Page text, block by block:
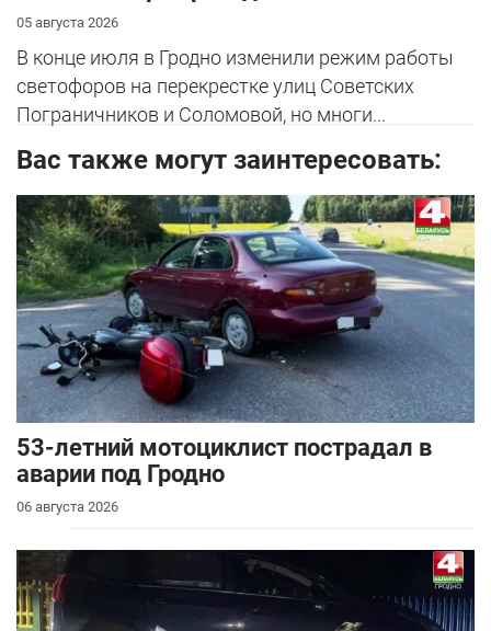
05 августа 2026
В конце июля в Гродно изменили режим работы
светофоров на перекрестке улиц Советских
Пограничников и Соломовой, но многи...
Вас также могут заинтересовать:
53-летний мотоциклист пострадал в
аварии под Гродно
06 августа 2026